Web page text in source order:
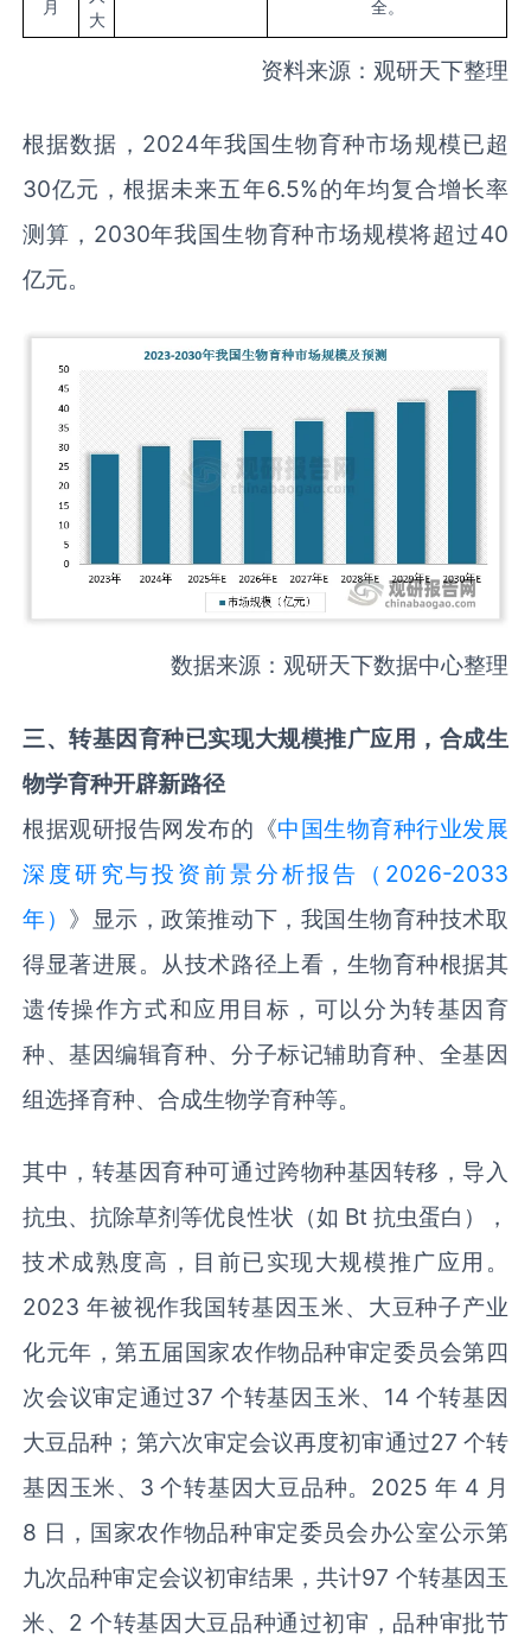
月
大
全。
资料来源：观研天下整理
根据数据，2024年我国生物育种市场规模已超
30亿元，根据未来五年6.5%的年均复合增长率
测算，2030年我国生物育种市场规模将超过40
亿元。
数据来源：观研天下数据中心整理
三、转基因育种已实现大规模推广应用 ， 合成生
物学育种开辟新路径
根据观研报告网发布的《中国生物育种行业发展
深度研究与投资前景分析报告（2026-2033
年） 》显示，政策推动下，我国生物育种技术取
得显著进展。从技术路径上看，生物育种根据其
遗传操作方式和应用目标，可以分为转基因育
种、基因编辑育种、分子标记辅助育种、全基因
组选择育种、合成生物学育种等。
其中，转基因育种可通过跨物种基因转移，导入
抗虫、抗除草剂等优良性状（如 Bt 抗虫蛋白），
技术成熟度高，目前已实现大规模推广应用。
2023 年被视作我国转基因玉米、大豆种子产业
化元年，第五届国家农作物品种审定委员会第四
次会议审定通过37 个转基因玉米、14 个转基因
大豆品种；第六次审定会议再度初审通过27 个转
基因玉米、3 个转基因大豆品种。2025 年 4 月
8 日，国家农作物品种审定委员会办公室公示第
九次品种审定会议初审结果，共计97 个转基因玉
米、2 个转基因大豆品种通过初审，品种审批节